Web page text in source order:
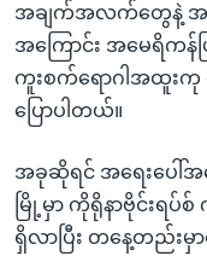
ကျော်
အချက်အလက်တွေနဲ့ အ
အကြောင်း အမေရိက
ကူးစက်ရောဂါအထူး
ပြောပါတယ်။
အခုဆိုရင် အရေးပေါ်
မြို့မှာ ကိုရိုနာဗိုင်းရ
ရှိလာပြီး တနေ့တည်